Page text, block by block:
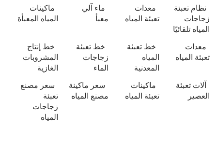
تعبئة
تلقائيًا
معدات
تعبئة المياه
ماء آلي
معبأ
ماكينات
المياه المعبأة
المياه
خط تعبئة
المياه
المعدنية
خط تعبئة
زجاجات
خط إنتاج
المشروبات
تعبئة
ماكينات
تعبئة المياه
سعر ماكينة
مصنع المياه
سعر مصنع
تعبئة
زجاجات